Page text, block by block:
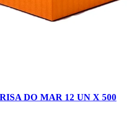
DO MAR 12 UN X 500